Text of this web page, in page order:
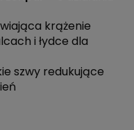
krążenie
i łydce dla
szwy redukujące